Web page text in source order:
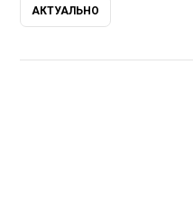
АКТУАЛЬНО